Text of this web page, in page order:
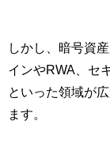
しかし、暗号資
インやRWA、セ
といった領域が
ます。